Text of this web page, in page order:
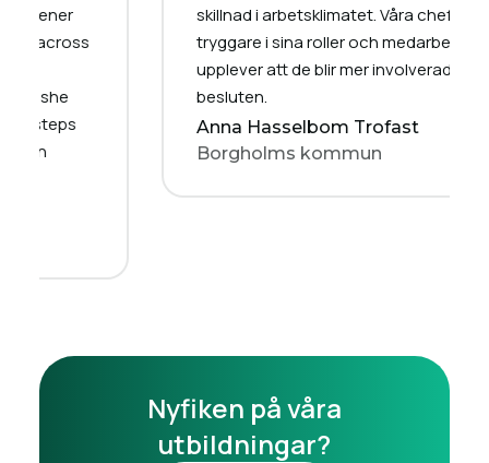
skillnad i arbetsklimatet. Våra chefer är
tryggare i sina roller och medarbetarna
upplever att de blir mer involverade i
besluten.
Anna Hasselbom Trofast
Borgholms kommun
Nyfiken på våra
utbildningar?